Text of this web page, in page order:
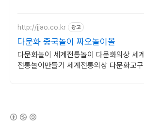
http://jjao.co.kr 광고
다문화 중국놀이 짜오놀이몰
다문화놀이 세계전통놀이 다문화의상 세계
전통놀이만들기 세계전통의상 다문화교구